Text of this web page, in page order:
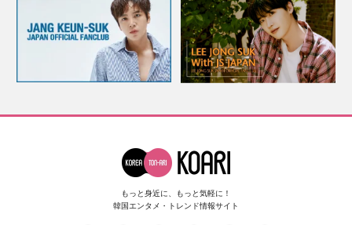
もっと身近に、もっと気軽に！
韓国エンタメ・トレンド情報サイト